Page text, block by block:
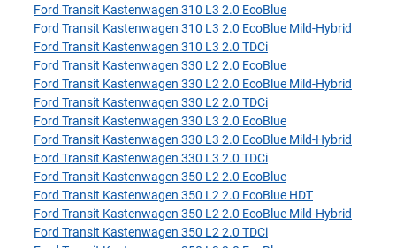
Ford Transit Kastenwagen 310 L3 2.0 EcoBlue
Ford Transit Kastenwagen 310 L3 2.0 EcoBlue Mild-Hybrid
Ford Transit Kastenwagen 310 L3 2.0 TDCi
Ford Transit Kastenwagen 330 L2 2.0 EcoBlue
Ford Transit Kastenwagen 330 L2 2.0 EcoBlue Mild-Hybrid
Ford Transit Kastenwagen 330 L2 2.0 TDCi
Ford Transit Kastenwagen 330 L3 2.0 EcoBlue
Ford Transit Kastenwagen 330 L3 2.0 EcoBlue Mild-Hybrid
Ford Transit Kastenwagen 330 L3 2.0 TDCi
Ford Transit Kastenwagen 350 L2 2.0 EcoBlue
Ford Transit Kastenwagen 350 L2 2.0 EcoBlue HDT
Ford Transit Kastenwagen 350 L2 2.0 EcoBlue Mild-Hybrid
Ford Transit Kastenwagen 350 L2 2.0 TDCi